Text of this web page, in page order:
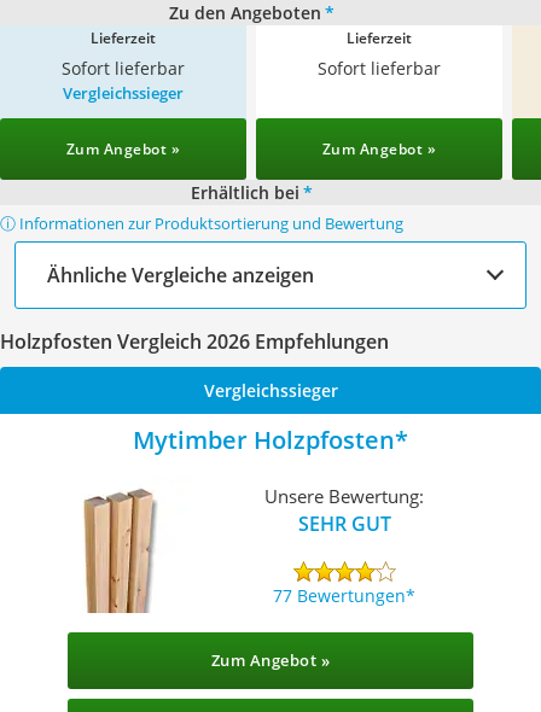
Zu den Angeboten *
Lieferzeit
Sofort lieferbar
Lieferzeit
Sofort lieferbar
Vergleichssieger
Zum Angebot » Zum Angebot »
Erhältlich bei *
ⓘ Informationen zur Produktsortierung und Bewertung
Ähnliche Vergleiche anzeigen
Holzpfosten Vergleich 2026 Empfehlungen
Vergleichssieger
Mytimber Holzpfosten
Unsere Bewertung:
SEHR GUT
77 Bewertungen
Zum Angebot »